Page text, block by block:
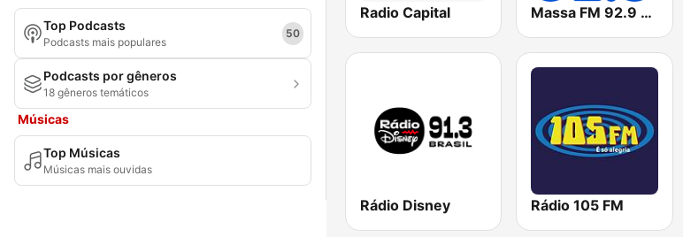
Top Podcasts
Podcasts mais populares
50
Podcasts por gêneros
18 gêneros temáticos
Músicas
Top Músicas
Músicas mais ouvidas
Radio Capital Massa FM 92.9 - São Paulo
Rádio Disney Rádio 105 FM